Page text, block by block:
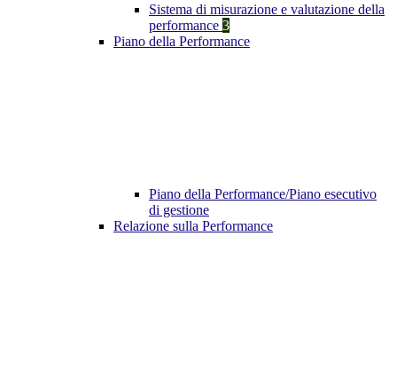
Sistema di misurazione e valutazione della
performance 3
Piano della Performance
Piano della Performance/Piano esecutivo
di gestione
Relazione sulla Performance